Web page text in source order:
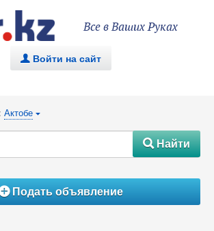
Все в Ваших Руках
. Войти на сайт
Актобе {
#Найти
Подать объявление